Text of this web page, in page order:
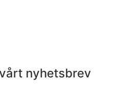
nyhetsbrev